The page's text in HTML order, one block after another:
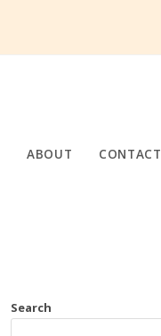
ABOUT CONTACT
Search